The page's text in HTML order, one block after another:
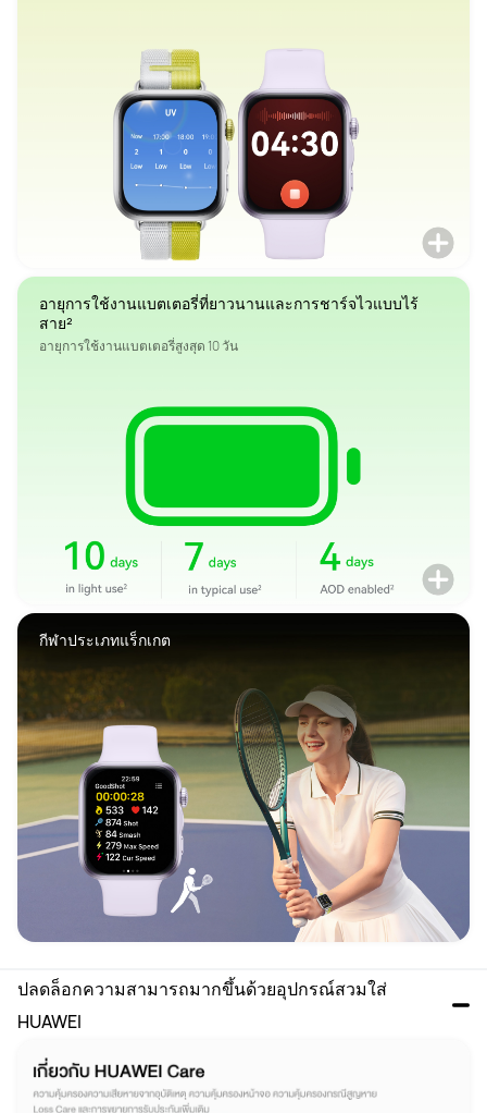
อายุการใช้งานแบตเตอรี่ที่ยาวนานและการชาร์จไวแบบไร้
สาย²
อายุการใช้งานแบตเตอรี่สูงสุด 10 วัน
กีฬาประเภทแร็กเกต
ปลดล็อกความสามารถมากขึ้นด้วยอุปกรณ์สวมใส่
HUAWEI